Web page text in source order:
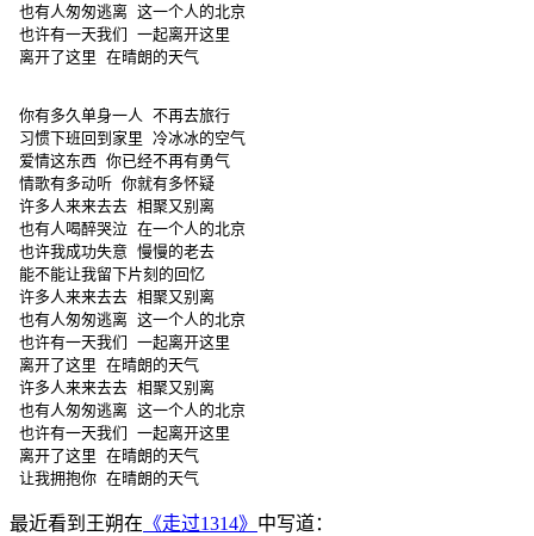
也有人匆匆逃离 这一个人的北京
也许有一天我们 一起离开这里
离开了这里 在晴朗的天气
你有多久单身一人 不再去旅行
习惯下班回到家里 冷冰冰的空气
爱情这东西 你已经不再有勇气
情歌有多动听 你就有多怀疑
许多人来来去去 相聚又别离
也有人喝醉哭泣 在一个人的北京
也许我成功失意 慢慢的老去
能不能让我留下片刻的回忆
许多人来来去去 相聚又别离
也有人匆匆逃离 这一个人的北京
也许有一天我们 一起离开这里
离开了这里 在晴朗的天气
许多人来来去去 相聚又别离
也有人匆匆逃离 这一个人的北京
也许有一天我们 一起离开这里
离开了这里 在晴朗的天气
让我拥抱你 在晴朗的天气
最近看到王朔在 《走过1314》 中写道：